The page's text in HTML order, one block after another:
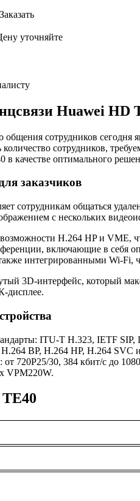
уточняйте
Huawei HD
сотрудников сегодня
сотрудников,
в качестве оптимального
заказчиков
сотрудникам общаться
с нескольких
H.264 HP и VME,
включающие в себя
интегрированными Wi-Fi,
3D-интерфейс, который
дисплее.
ITU-T H.323, IETF SIP,
BP, H.264 HP, H.264 SVC
720P25/30, 384 кбит/с до
VPM220W.